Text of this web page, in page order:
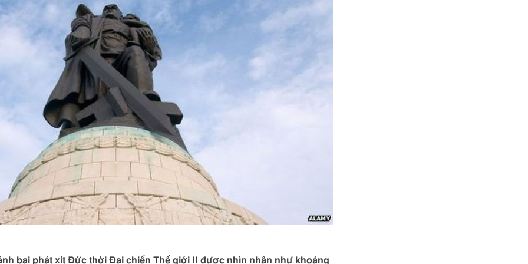
bại phát xít Đức thời Đại chiến Thế giới II được nhìn nhận như khoảng